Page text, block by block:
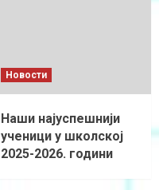
Новости
Наши најуспешнији
ученици у школској
2025-2026. години